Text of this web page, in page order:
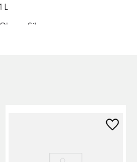
1 L
Gleam Silver